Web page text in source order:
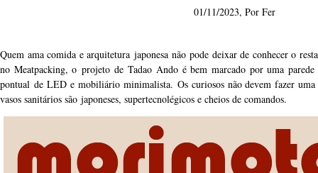
01/11/2023, Por Fer
Quem ama comida e arquitetura japonesa não pode deixar de conhecer o
no Meatpacking, o projeto de Tadao Ando é bem marcado por uma
pontual de LED e mobiliário minimalista. Os curiosos não devem fazer
vasos sanitários são japoneses, supertecnolégicos e cheios de comandos.